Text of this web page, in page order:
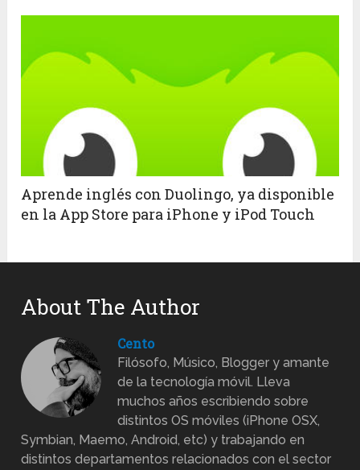
Aprende inglés con Duolingo, ya disponible
en la App Store para iPhone y iPod Touch
About The Author
Cento
Filósofo, Músico, Blogger y amante
de la tecnología móvil. Lleva
muchos años escribiendo sobre
distintos OS móviles (iPhone OSX,
Symbian, Maemo, Android, etc) y trabajando en
distintos departamentos relacionados con el sector